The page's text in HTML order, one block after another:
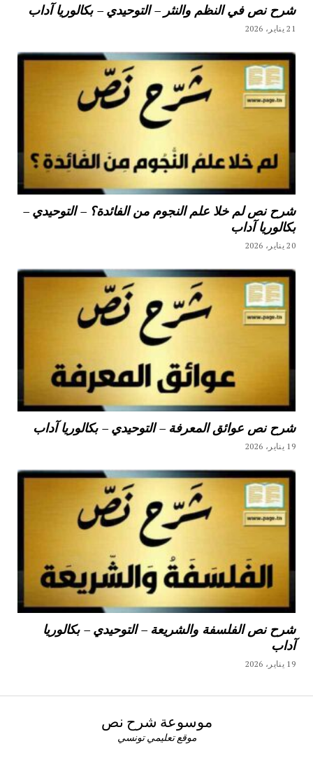
شرح نص في النظم والنثر – التوحيدي – بكالوريا آداب
21 يناير، 2026
شرح نص لم خلا علم النجوم من الفائدة؟ – التوحيدي –
بكالوريا آداب
20 يناير، 2026
شرح نص عوائق المعرفة – التوحيدي – بكالوريا آداب
19 يناير، 2026
شرح نص الفلسفة والشريعة – التوحيدي – بكالوريا
آداب
19 يناير، 2026
موسوعة شرح نص
موقع تعليمي تونسي